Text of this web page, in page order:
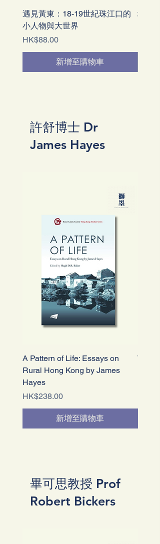
遇見黃東：18-19世紀珠江口的
小人物與大世界
價格
HK$88.00
新增至購物車
地域
許舒博士 Dr
James Hayes
A Pattern of Life: Essays on
Rural Hong Kong by James
Hayes
價格
HK$238.00
新增至購物車
The
畢可思教授 Prof
Robert Bickers